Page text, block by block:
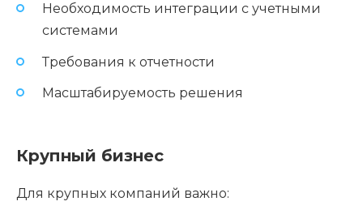
Необходимость интеграции с учетными
системами
Требования к отчетности
Масштабируемость решения
Крупный бизнес
Для крупных компаний важно: